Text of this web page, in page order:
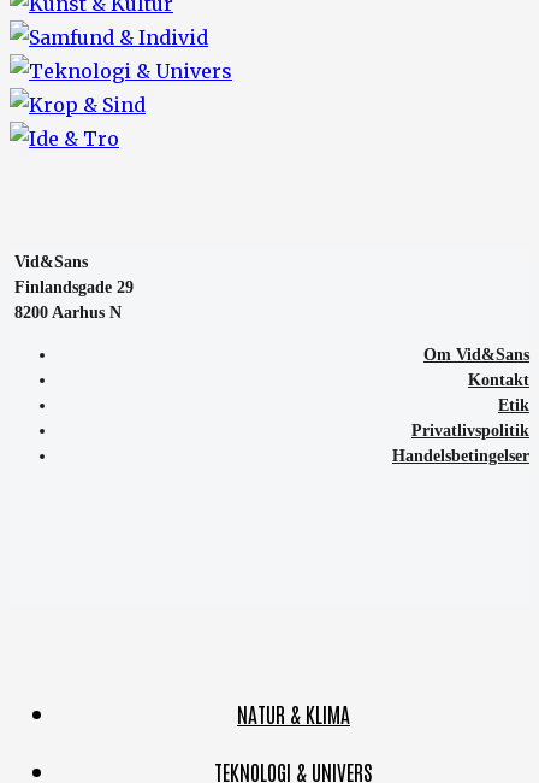
Vid&Sans
Finlandsgade 29
8200 Aarhus N
Om Vid&Sans
Kontakt
Etik
Privatlivspolitik
Handelsbetingelser
NATUR & KLIMA
TEKNOLOGI & UNIVERS